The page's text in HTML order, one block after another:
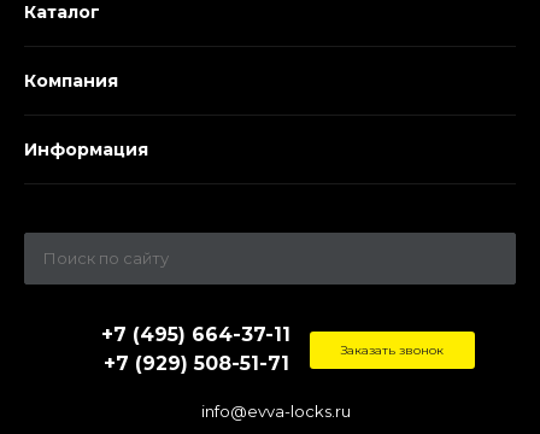
Каталог
Компания
Информация
info@evva-locks.ru
+7 (495) 664-37-11
+7 (929) 508-51-71
Заказать звонок